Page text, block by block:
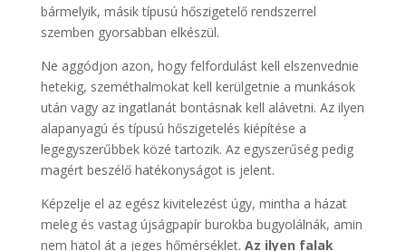
bármelyik, másik típusú hőszigetelő rendszerrel
szemben gyorsabban elkészül.
Ne aggódjon azon, hogy felfordulást kell elszenvednie
hetekig, szeméthalmokat kell kerülgetnie a munkások
után vagy az ingatlanát bontásnak kell alávetni. Az ilyen
alapanyagú és típusú hőszigetelés kiépítése a
legegyszerűbbek közé tartozik. Az egyszerűség pedig
magért beszélő hatékonyságot is jelent.
Képzelje el az egész kivitelezést úgy, mintha a házat
meleg és vastag újságpapír burokba bugyolálnák, amin
nem hatol át a jeges hőmérséklet. Az ilyen falak